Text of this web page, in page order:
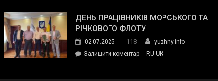
Південного
зустрілася
представниками
молодіжної
ДЕНЬ ПРАЦІВНИКІВ МОРСЬКОГО ТА
РІЧКОВОГО ФЛОТУ
02.07.2025 118
yuzhny.info
Залишити коментарon
RU UK